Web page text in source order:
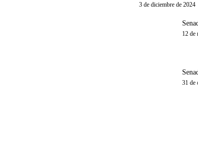
3 de diciembre de 2024
12 de
31 de